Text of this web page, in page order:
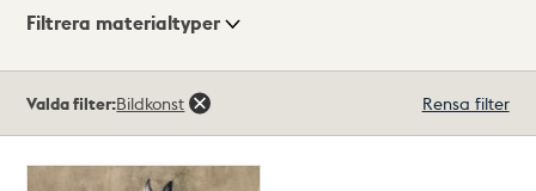
Visningsläge
Filtrera materialtyper
träffar
Valda filter:Bildkonst Rensa filter